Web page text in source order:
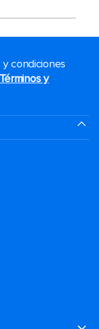
condiciones
Términos y